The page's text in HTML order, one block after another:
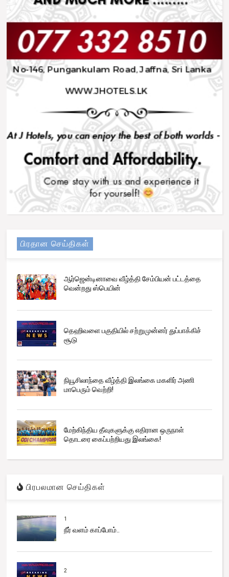
பிரதான செய்திகள்
ஆர்ஜென்டினாவை வீழ்த்தி சேம்பியன் பட்டத்தை
வென்றது ஸ்பெயின்
தெஹிவளை பகுதியில் சற்றுமுன்னர் துப்பாக்கிச்
சூடு
நியூசிலாந்தை வீழ்த்தி இலங்கை மகளிர் அணி
மாபெரும் வெற்றி!
மேற்கிந்திய தீவுகளுக்கு எதிரான ஒருநாள்
தொடரை கைப்பற்றியது இலங்கை!
பிரபலமான செய்திகள்
1
நீர் வளம் காப்போம்..
2